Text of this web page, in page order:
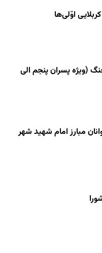
اوّلی‌ها
(ویژه پسران پنجم الی
مبارز امام شهید شهر